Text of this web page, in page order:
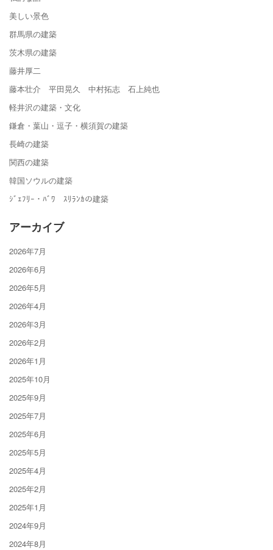
美しい景色
群馬県の建築
茨木県の建築
藤井厚二
藤本壮介 平田晃久 中村拓志 石上純也
軽井沢の建築・文化
鎌倉・葉山・逗子・横須賀の建築
長崎の建築
関西の建築
韓国ソウルの建築
ｼﾞｪﾌﾘｰ・ﾊﾞﾜ ｽﾘﾗﾝｶの建築
アーカイブ
2026年7月
2026年6月
2026年5月
2026年4月
2026年3月
2026年2月
2026年1月
2025年10月
2025年9月
2025年7月
2025年6月
2025年5月
2025年4月
2025年2月
2025年1月
2024年9月
2024年8月